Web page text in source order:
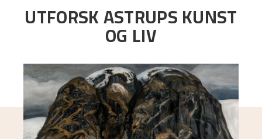
UTFORSK ASTRUPS KUNST
OG LIV